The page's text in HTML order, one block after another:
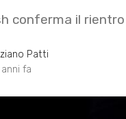
conferma il
Patti
fa